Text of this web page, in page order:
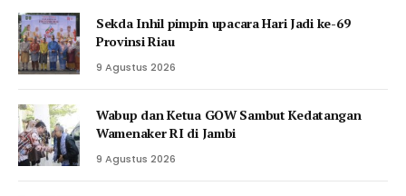
Sekda Inhil pimpin upacara Hari Jadi ke-69
Provinsi Riau
9 Agustus 2026
Wabup dan Ketua GOW Sambut Kedatangan
Wamenaker RI di Jambi
9 Agustus 2026